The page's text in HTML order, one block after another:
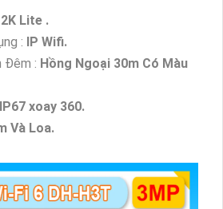
2K Lite .
:
IP Wifi.
Đêm : Hồng Ngoại 30m Có Màu
IP67 xoay 360.
Và Loa.